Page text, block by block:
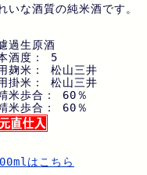
いな酒質の純米酒です。
過生原酒
酒度： 5
麹米： 松山三井
掛米： 松山三井
米歩合： 60％
米歩合： 60％
はこちら